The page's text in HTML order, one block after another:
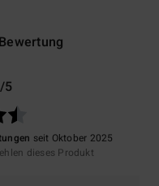
/5
seit Oktober 2025
dieses Produkt